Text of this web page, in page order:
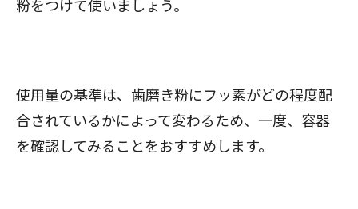
粉をつけて使いましょう。
使用量の基準は、歯磨き粉にフッ素がどの程度配
合されているかによって変わるため、一度、容器
を確認してみることをおすすめします。